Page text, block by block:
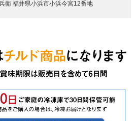
衛 福井県小浜市小浜今宮12番地